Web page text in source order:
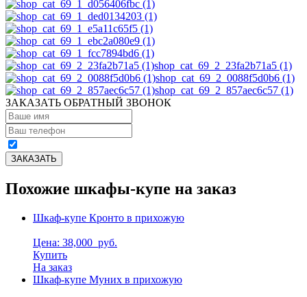
shop_cat_69_2_23fa2b71a5 (1)
shop_cat_69_2_0088f5d0b6 (1)
shop_cat_69_2_857aec6c57 (1)
ЗАКАЗАТЬ ОБРАТНЫЙ ЗВОНОК
Похожие шкафы-купе на заказ
Шкаф-купе Кронто в прихожую
Цена: 38,000 руб.
Купить
На заказ
Шкаф-купе Муних в прихожую